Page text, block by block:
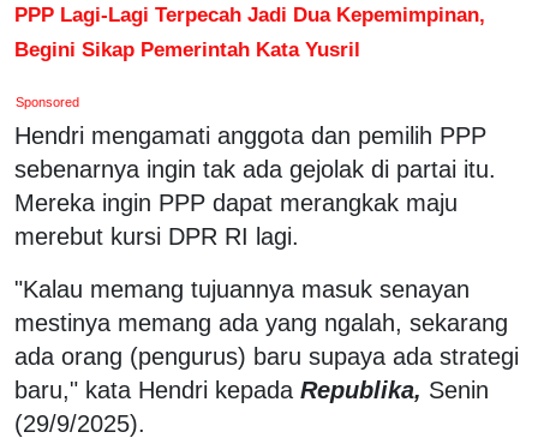
PPP Lagi-Lagi Terpecah Jadi Dua Kepemimpinan,
Begini Sikap Pemerintah Kata Yusril
Sponsored
Hendri mengamati anggota dan pemilih PPP
sebenarnya ingin tak ada gejolak di partai itu.
Mereka ingin PPP dapat merangkak maju
merebut kursi DPR RI lagi.
"Kalau memang tujuannya masuk senayan
mestinya memang ada yang ngalah, sekarang
ada orang (pengurus) baru supaya ada strategi
baru," kata Hendri kepada Republika, Senin
(29/9/2025).